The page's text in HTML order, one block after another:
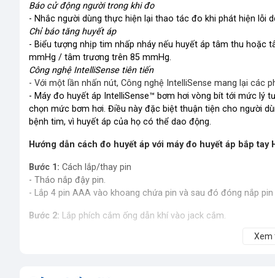
Báo cử động người trong khi đo
- Nhắc người dùng thực hiện lại thao tác đo khi phát hiện lỗi
Chỉ báo tăng huyết áp
- Biểu tượng nhịp tim nhấp nháy nếu huyết áp tâm thu
mmHg / tâm trương trên 85 mmHg.
Công nghệ IntelliSense tiên tiến
- Với một lần nhấn nút, Công nghệ IntelliSense mang lại các
- Máy đo huyết áp IntelliSense™ bơm hơi vòng bít tới mức lý
chọn mức bơm hơi. Điều này đặc biệt thuận tiện cho người
bệnh tim, vì huyết áp của họ có thể dao động.
Hướng dẫn cách đo huyết áp với máy đo huyết áp bắp tay
Bước 1: Cách lắp/thay pin
- Tháo nắp đậy pin.
- Lắp 4 pin AAA vào khoang chứa pin và sau đó đóng nắp pin
Bước 2: Lắp phích cắm ống dẫn khí vào jack cắm.